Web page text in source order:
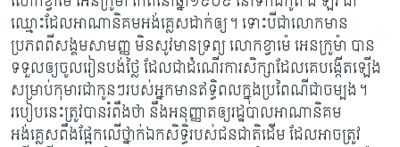
ឈ្មោះដែលអាណានិគម​អង់គ្លេស​ដាក់ឲ្យ។ ទោះបីជាលោកមាន
ប្រភពពីសង្គមសាមញ្ញ មិនសូវមានទ្រព្យ លោកខ្វាម៉េ អេនក្រូម៉ា បាន
ទទួលឲ្យចូលរៀនបង់ថ្លៃ ដែលជាដំណើរការសិក្សាដែលគេបង្កើត​ឡើង​
សម្រាប់​កុមារជាកូនៗរបស់អ្នកមានឥទ្ធិពលក្នុងប្រពៃណីជាចម្បង។
របៀបនេះត្រូវបានរំពឹង​ថា នឹង​អនុញ្ញាតឲ្យរដ្ឋបាលអាណានិគម
អង់គ្លេសពឹងផ្អែកលើថ្នាក់ឯកសិទ្ធិរបស់ជនជាតិដើម ដែល​អាចត្រូវ